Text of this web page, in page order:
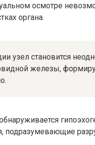
осмотре
органа.
узел становится
железы,
подразумевающие